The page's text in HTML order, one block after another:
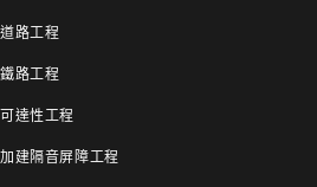
道路工程
鐵路工程
可達性工程
加建隔音屏障工程